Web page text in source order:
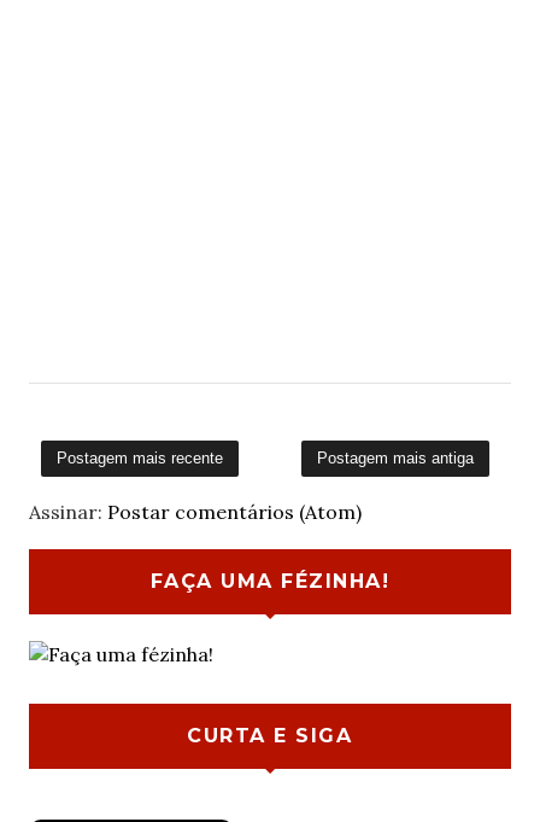
Postagem mais recente Postagem mais antiga
Assinar: Postar comentários (Atom)
FAÇA UMA FÉZINHA!
CURTA E SIGA